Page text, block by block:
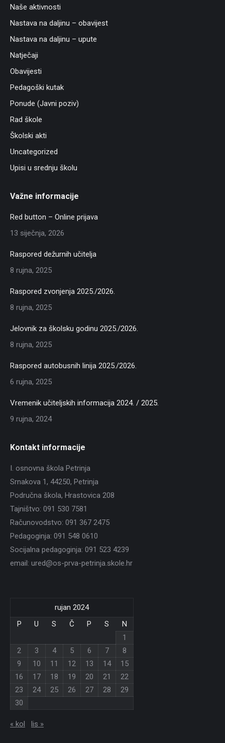
Naše aktivnosti
Nastava na daljinu – obavijest
Nastava na daljinu – upute
Natječaji
Obavijesti
Pedagoški kutak
Ponude (Javni poziv)
Rad škole
Školski akti
Uncategorized
Upisi u srednju školu
Važne informacije
Red button – Online prijava
13 siječnja, 2026
Raspored dežurnih učitelja
8 rujna, 2025
Raspored zvonjenja 2025./2026.
8 rujna, 2025
Jelovnik za školsku godinu 2025./2026.
8 rujna, 2025
Raspored autobusnih linija 2025./2026.
6 rujna, 2025
Vremenik učiteljskih informacija 2024. / 2025.
9 rujna, 2024
Kontakt informacije
I. osnovna škola Petrinja
Srnakova 1, 44250, Petrinja
Područna škola, Hrastovica 208
Tajništvo: 091 530 7581
Računovodstvo: 091 367 2475
Pedagoginja: 091 548 0610
Socijalna pedagoginja: 091 523 4239
email: ured@os-prva-petrinja.skole.hr
rujan 2024
P
U S Č P S
N
1
2
3 4 5 6 7
8
9
10 11 12 13 14
15
16
17 18 19 20 21
22
23
24 25 26 27 28
29
30
« kol lis »